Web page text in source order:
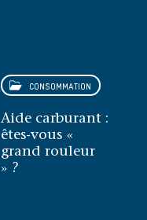
CONSOMMATION
Aide carburant :
êtes-vous «
grand rouleur
» ?